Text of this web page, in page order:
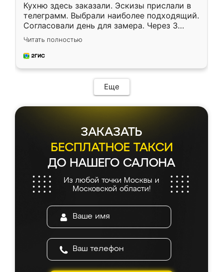
Кухню здесь заказали. Эскизы прислали в
телеграмм. Выбрали наиболее подходящий.
Согласовали день для замера. Через 3
недели кухня была уже готова. Остались
довольны работой. Спасибо Ренессанс
мебель за качественную работу!
Читать полностью
Еще
ЗАКАЗАТЬ
БЕСПЛАТНОЕ ТАКСИ
ДО НАШЕГО САЛОНА
Из любой точки Москвы и
Московской области!